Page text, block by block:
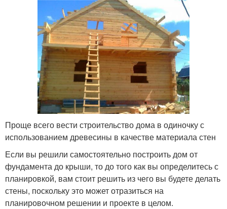
Проще всего вести строительство дома в одиночку с
использованием древесины в качестве материала стен
Если вы решили самостоятельно построить дом от
фундамента до крыши, то до того как вы определитесь с
планировкой, вам стоит решить из чего вы будете делать
стены, поскольку это может отразиться на
планировочном решении и проекте в целом.